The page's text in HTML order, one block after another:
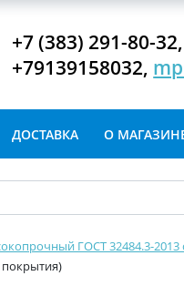
+7 (383) 291-80-
+79139158032,
ДОСТАВКА О
ГОСТ 32484.3-2013
покрытия)